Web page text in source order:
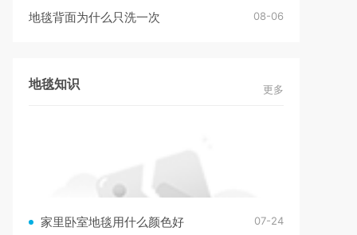
地毯背面为什么只洗一次 08-06
地毯知识 更多
家里卧室地毯用什么颜色好 07-24